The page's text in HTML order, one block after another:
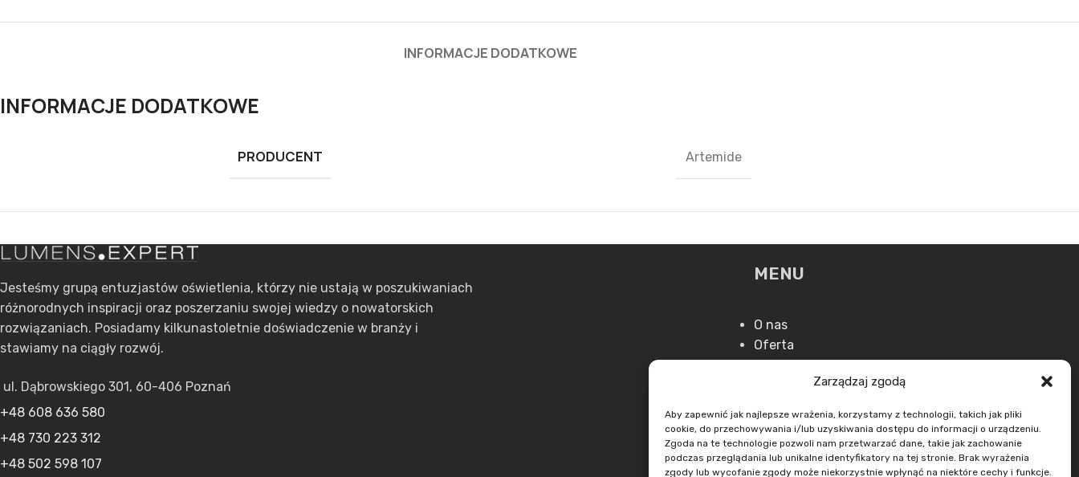
Zarządzaj zgodą
Aby zapewnić jak najlepsze wrażenia, korzystamy z technologii, takich jak pliki
cookie, do przechowywania i/lub uzyskiwania dostępu do informacji o urządzeniu.
Zgoda na te technologie pozwoli nam przetwarzać dane, takie jak zachowanie
podczas przeglądania lub unikalne identyfikatory na tej stronie. Brak wyrażenia
zgody lub wycofanie zgody może niekorzystnie wpłynąć na niektóre cechy i funkcje.
INFORMACJE DODATKOWE
INFORMACJE DODATKOWE
PRODUCENT Artemide
Jesteśmy grupą entuzjastów oświetlenia, którzy nie ustają w poszukiwaniach
różnorodnych inspiracji oraz poszerzaniu swojej wiedzy o nowatorskich
rozwiązaniach. Posiadamy kilkunastoletnie doświadczenie w branży i
stawiamy na ciągły rozwój.
ul. Dąbrowskiego 301, 60-406 Poznań
+48 608 636 580
+48 730 223 312
+48 502 598 107
MENU
O nas
Oferta
Aktualności